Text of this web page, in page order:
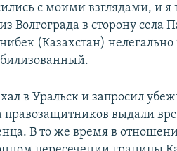
с моими взглядами, и я
Волгограда в сторону села
(Казахстан)
в Уральск и запросил
правозащитников выдали
В то же время в